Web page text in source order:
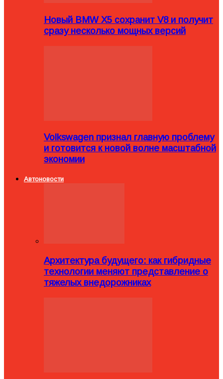
Новый BMW X5 сохранит V8 и получит
сразу несколько мощных версий
Volkswagen признал главную проблему
и готовится к новой волне масштабной
экономии
Автоновости
Архитектура будущего: как гибридные
технологии меняют представление о
тяжелых внедорожниках